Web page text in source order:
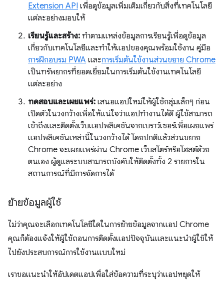
Extension API เพื่อดูข้อมูลเพิ่มเติมเกี่ยวกับสิ่งที่เทคโนโลยี
แต่ละอย่างมอบให้
เรียนรู้และสร้าง: ทำตามแหล่งข้อมูลการเรียนรู้เพื่อดูข้อมูล
เกี่ยวกับเทคโนโลยีและทำให้แอปของคุณพร้อมใช้งาน คู่มือ
การฝึกอบรม PWA และการเริ่มต้นใช้งานส่วนขยาย Chrome
เป็นทรัพยากรที่ยอดเยี่ยมในการเริ่มต้นใช้งานเทคโนโลยี
แต่ละอย่าง
ทดสอบและเผยแพร่: เสนอแอปใหม่ให้ผู้ใช้กลุ่มเล็กๆ ก่อน
เปิดตัวในวงกว้างเพื่อให้แน่ใจว่าแอปทำงานได้ดี ผู้ใช้สามารถ
เข้าถึงและติดตั้งเว็บแอปพลิเคชันจากเบราว์เซอร์เพื่อเผยแพร่
แอปพลิเคชันเหล่านี้ในวงกว้างได้ โดยปกติแล้วส่วนขยาย
Chrome จะเผยแพร่ผ่าน Chrome เว็บสโตร์หรือโฮสต์ด้วย
ตนเอง ผู้ดูแลระบบสามารถบังคับให้ติดตั้งทั้ง 2 รายการใน
สถานการณ์ที่มีการจัดการได้
ย้ายข้อมูลผู้ใช้
ไม่ว่าคุณจะเลือกเทคโนโลยีใดในการย้ายข้อมูลจากแอป Chrome
คุณก็ต้องแจ้งให้ผู้ใช้ถอนการติดตั้งแอปปัจจุบันและแนะนำผู้ใช้ให้
ไปยังประสบการณ์การใช้งานแบบใหม่
เราขอแนะนำให้อัปเดตแอปเพื่อใส่ข้อความที่ระบุว่าแอปหยุดให้